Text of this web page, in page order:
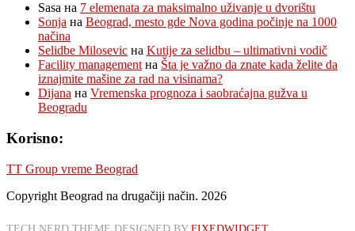
Sasa на 7 elemenata za maksimalno uživanje u dvorištu
Sonja на Beograd, mesto gde Nova godina počinje na 1000
načina
Selidbe Milosevic на Kutije za selidbu – ultimativni vodič
Facility management на Šta je važno da znate kada želite da
iznajmite mašine za rad na visinama?
Dijana на Vremenska prognoza i saobraćajna gužva u
Beogradu
Korisno:
TT Group vreme Beograd
Copyright Beograd na drugačiji način. 2026